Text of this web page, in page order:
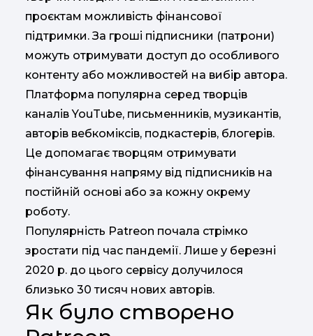
проєктам можливість фінансової
підтримки. За гроші підписники (патрони)
можуть отримувати доступ до особливого
контенту або можливостей на вибір автора.
Платформа популярна серед творців
каналів YouTube, письменників, музикантів,
авторів вебкоміксів, подкастерів, блогерів.
Це допомагає творцям отримувати
фінансування напряму від підписників на
постійній основі або за кожну окрему
роботу.
Популярність Patreon почала стрімко
зростати під час пандемії. Лише у березні
2020 р. до цього сервісу долучилося
близько 30 тисяч нових авторів.
Як було створено